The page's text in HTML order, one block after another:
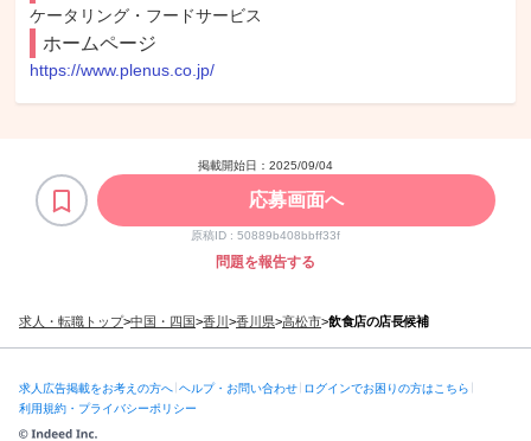
ケータリング・フードサービス
ホームページ
https://www.plenus.co.jp/
掲載開始日： 2025/09/04
応募画面へ
原稿ID : 50889b408bbff33f
問題を報告する
求人・転職トップ>中国・四国>香川 >香川県>高松市>飲食店の店長候補
求人広告掲載をお考えの方へ ヘルプ・お問い合わせ ログインでお困りの方はこちら
利用規約・プライバシーポリシー